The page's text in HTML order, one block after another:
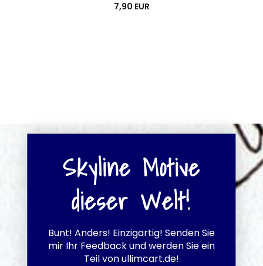
7,90 EUR
Skyline Motive
dieser Welt!
Bunt! Anders! Einzigartig! Senden Sie
mir Ihr Feedback und werden Sie ein
Teil von ullimcart.de!